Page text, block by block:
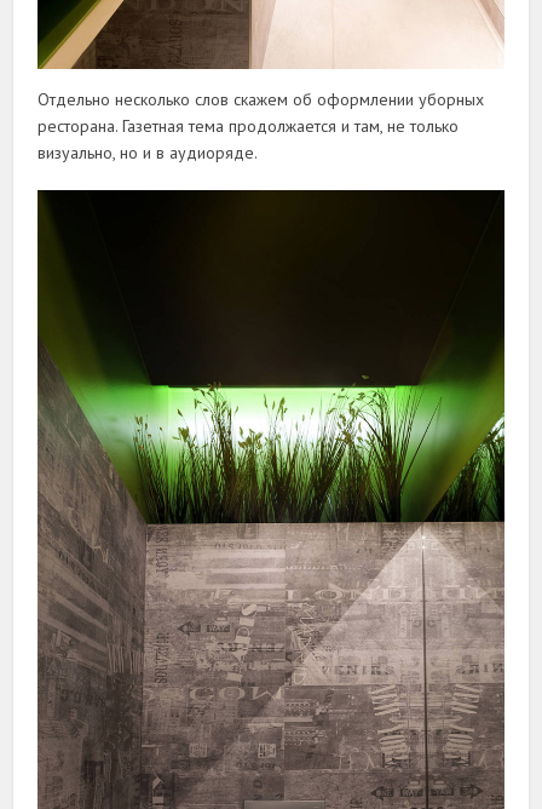
Отдельно несколько слов скажем об оформлении уборных
ресторана. Газетная тема продолжается и там, не только
визуально, но и в аудиоряде.